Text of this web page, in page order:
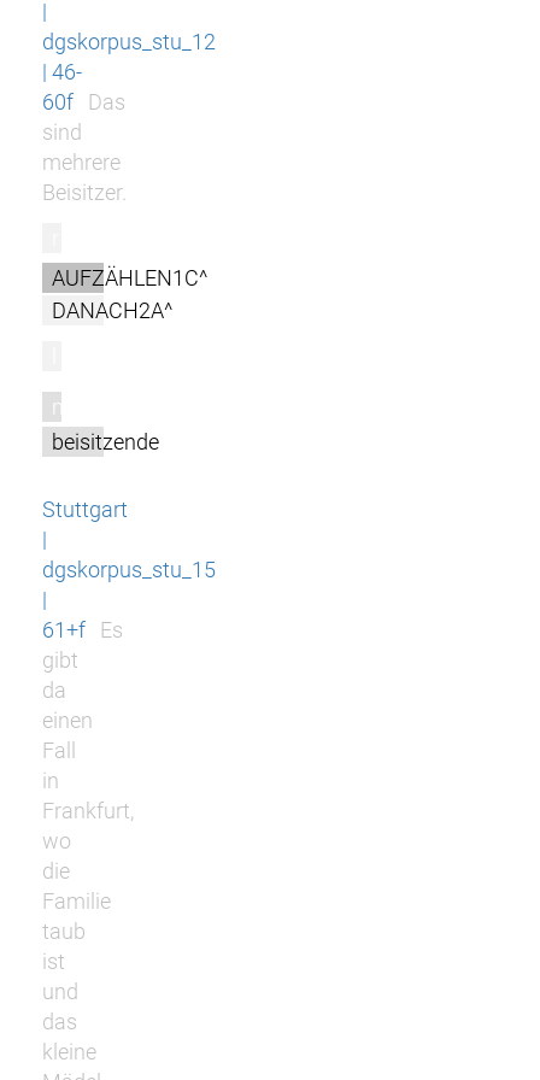
|
dgskorpus_stu_12
| 46-
60f
Das
sind
mehrere
Beisitzer.
AUFZÄHLEN1C^
DANACH2A^
m
beisitzende
Stuttgart
|
dgskorpus_stu_15
|
61+f
Es
gibt
da
einen
Fall
in
Frankfurt,
wo
die
Familie
taub
ist
und
das
kleine